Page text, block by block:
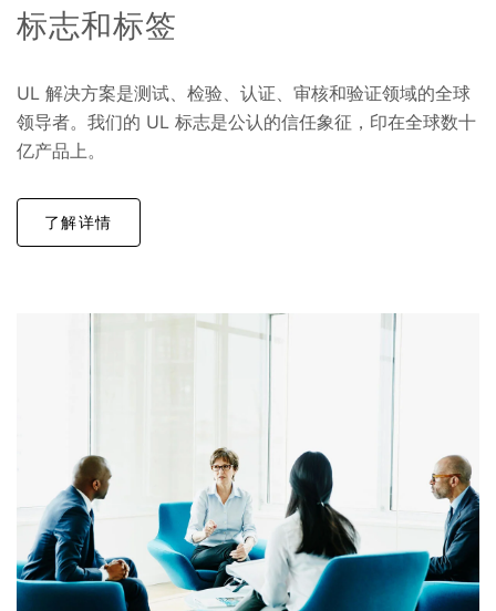
标志和标签
UL 解决方案是测试、检验、认证、审核和验证领域的全球
领导者。我们的 UL 标志是公认的信任象征，印在全球数十
亿产品上。
了解详情